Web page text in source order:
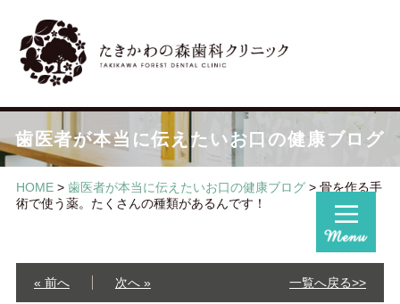
歯医者が本当に伝えたいお口の健康ブログ
HOME> 歯医者が本当に伝えたいお口の健康ブログ> 骨を作る手
術で使う薬。たくさんの種類があるんです！
« 前へ 次へ » 一覧へ戻る>>